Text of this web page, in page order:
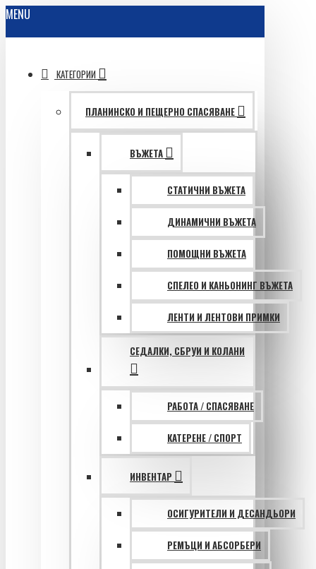
MENU
КАТЕГОРИИ
ПЛАНИНСКО И ПЕЩЕРНО СПАСЯВАНЕ
ВЪЖЕТА
СТАТИЧНИ ВЪЖЕТА
ДИНАМИЧНИ ВЪЖЕТА
ПОМОЩНИ ВЪЖЕТА
СПЕЛЕО И КАНЬОНИНГ ВЪЖЕТА
ЛЕНТИ И ЛЕНТОВИ ПРИМКИ
СЕДАЛКИ, СБРУИ И КОЛАНИ
РАБОТА / СПАСЯВАНЕ
КАТЕРЕНЕ / СПОРТ
ИНВЕНТАР
ОСИГУРИТЕЛИ И ДЕСАНДЬОРИ
РЕМЪЦИ И АБСОРБЕРИ